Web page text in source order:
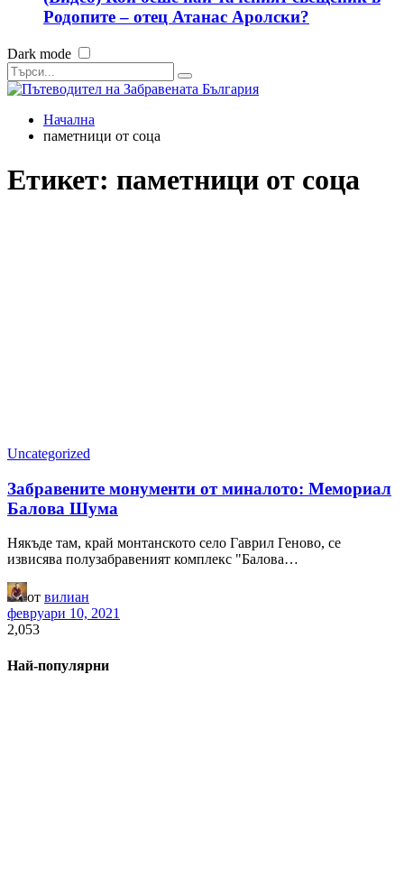
Родопите – отец Атанас Аролски?
Dark mode
Начална
паметници от соца
Етикет: паметници от соца
Uncategorized
Забравените монументи от миналото: Мемориал
Балова Шума
Някъде там, край монтанското село Гаврил Геново, се
извисява полузабравеният комплекс "Балова…
от вилиан
февруари 10, 2021
2,053
Най-популярни